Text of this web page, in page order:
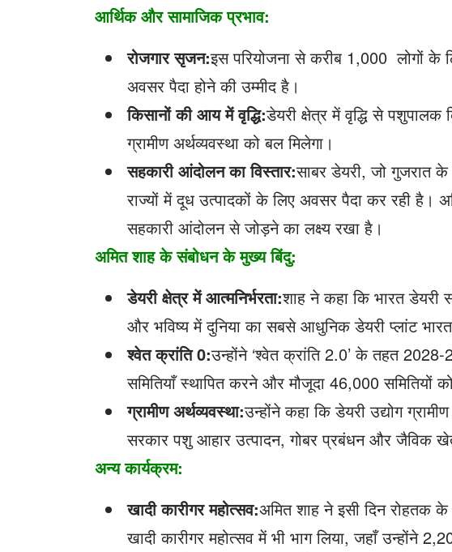
आर्थिक और सामाजिक प्रभाव:
रोजगार सृजन:इस परियोजना से करीब 1,000 लोगों के
अवसर पैदा होने की उम्मीद है।
किसानों की आय में वृद्धि:डेयरी क्षेत्र में वृद्धि से
ग्रामीण अर्थव्यवस्था को बल मिलेगा।
सहकारी आंदोलन का विस्तार:साबर डेयरी, जो गुजरात
राज्यों में दूध उत्पादकों के लिए अवसर पैदा कर रही है।
सहकारी आंदोलन से जोड़ने का लक्ष्य रखा है।
अमित शाह के संबोधन के मुख्य बिंदु:
डेयरी क्षेत्र में आत्मनिर्भरता:शाह ने कहा कि भारत डेयरी
और भविष्य में दुनिया का सबसे आधुनिक डेयरी प्लांट भारत
श्वेत क्रांति0:उन्होंने ‘श्वेत क्रांति 2.0’ के तहत
समितियाँ स्थापित करने और मौजूदा 46,000 समितियों
ग्रामीण अर्थव्यवस्था:उन्होंने कहा कि डेयरी उद्योग
सरकार पशु आहार उत्पादन, गोबर प्रबंधन और जैविक
अन्य कार्यक्रम:
खादी कारीगर महोत्सव:अमित शाह ने इसी दिन रोहतक के
खादी कारीगर महोत्सव में भी भाग लिया, जहाँ उन्होंने